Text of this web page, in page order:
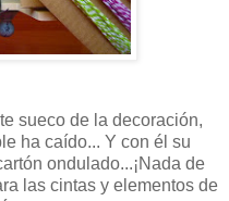
sueco de la decoración,
ha caído... Y con él su
ondulado...¡Nada de
las cintas y elementos de